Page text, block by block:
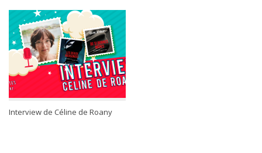
Interview de Céline de Roany